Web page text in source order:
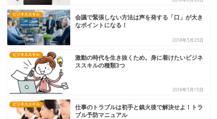
ビジネススキル
会議で緊張しない方法は声を発する「口」が大き
なポイントになる！
2018年3月23日
ビジネススキル
激動の時代を生き抜くため。身に着けたいビジネ
ススキルの種類3つ
2018年3月15日
ビジネススキル
仕事のトラブルは初手と鎮火後で解決せよ！トラ
ブル予防マニュアル